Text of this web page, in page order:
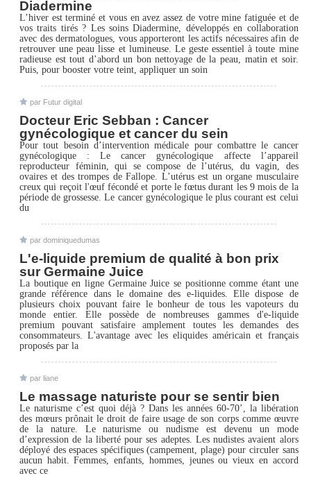
Diadermine
L’hiver est terminé et vous en avez assez de votre mine fatiguée et de
vos traits tirés ? Les soins Diadermine, développés en collaboration
avec des dermatologues, vous apporteront les actifs nécessaires afin de
retrouver une peau lisse et lumineuse. Le geste essentiel à toute mine
radieuse est tout d’abord un bon nettoyage de la peau, matin et soir.
Puis, pour booster votre teint, appliquer un soin
par Futur digital
Docteur Eric Sebban : Cancer
gynécologique et cancer du sein
Pour tout besoin d’intervention médicale pour combattre le cancer
gynécologique : Le cancer gynécologique affecte l’appareil
reproducteur féminin, qui se compose de l’utérus, du vagin, des
ovaires et des trompes de Fallope. L’utérus est un organe musculaire
creux qui reçoit l'œuf fécondé et porte le fœtus durant les 9 mois de la
période de grossesse. Le cancer gynécologique le plus courant est celui
du
par dominiquedumas
L'e-liquide premium de qualité à bon prix
sur Germaine Juice
La boutique en ligne Germaine Juice se positionne comme étant une
grande référence dans le domaine des e-liquides. Elle dispose de
plusieurs choix pouvant faire le bonheur de tous les vapoteurs du
monde entier. Elle possède de nombreuses gammes d'e-liquide
premium pouvant satisfaire amplement toutes les demandes des
consommateurs. L'avantage avec les eliquides américain et français
proposés par la
par liane
Le massage naturiste pour se sentir bien
Le naturisme c’est quoi déjà ? Dans les années 60-70’, la libération
des mœurs prônait le droit de faire usage de son corps comme œuvre
de la nature. Le naturisme ou nudisme est devenu un mode
d’expression de la liberté pour ses adeptes. Les nudistes avaient alors
déployé des espaces spécifiques (campement, plage) pour circuler sans
aucun habit. Femmes, enfants, hommes, jeunes ou vieux en accord
avec ce